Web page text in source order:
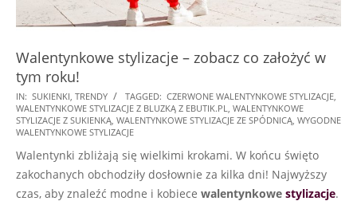
Walentynkowe stylizacje – zobacz co założyć w
tym roku!
2022-
02-
12
IN: SUKIENKI TRENDY TAGGED: CZERWONE WALENTYNKOWE STYLIZACJE
WALENTYNKOWE STYLIZACJE Z BLUZKĄ Z EBUTIK.PL
WALENTYNKOWE
STYLIZACJE Z SUKIENKĄ WALENTYNKOWE STYLIZACJE ZE SPÓDNICĄ WYGODNE
WALENTYNKOWE STYLIZACJE
Walentynki zbliżają się wielkimi krokami. W końcu święto
zakochanych obchodziły dosłownie za kilka dni! Najwyższy
czas, aby znaleźć modne i kobiece walentynkowe stylizacje.